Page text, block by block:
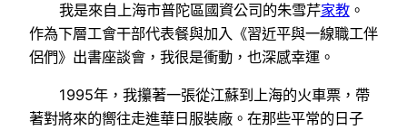
我是來自上海市普陀區國資公司的朱雪芹家教。
作為下層工會干部代表餐與加入《習近平與一線職工伴
侶們》出書座談會，我很是衝動，也深感幸運。
1995年，我攥著一張從江蘇到上海的火車票，帶
著對將來的嚮往走進華日服裝廠。在那些平常的日子